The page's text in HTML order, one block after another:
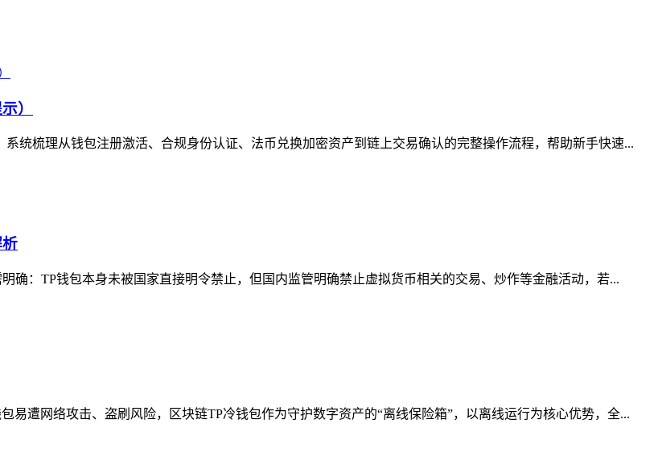
）
统梳理从钱包注册激活、合规身份认证、法币兑换加密资产到链上交易确认的完整操作流程，帮助新手快速...
确：TP钱包本身未被国家直接明令禁止，但国内监管明确禁止虚拟货币相关的交易、炒作等金融活动，若...
易遭网络攻击、盗刷风险，区块链TP冷钱包作为守护数字资产的“离线保险箱”，以离线运行为核心优势，全...